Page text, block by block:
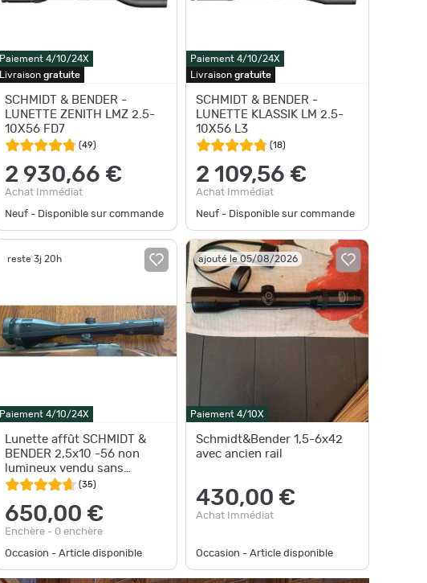
Paiement 4/10/24X
Livraison gratuite
SCHMIDT & BENDER -
LUNETTE ZENITH LMZ 2.5-
10X56 FD7
(49)
2 930,66 €
Achat Immédiat
Neuf - Disponible sur commande
Paiement 4/10/24X
Livraisongratuite
SCHMIDT & BENDER -
LUNETTE KLASSIK LM 2.5-
10X56 L3
(18)
2 109,56 €
Achat Immédiat
Neuf - Disponible sur commande
reste 3j 20h
Paiement 4/10/24X
Lunette affût SCHMIDT &
BENDER 2,5x10 -56 non
lumineux vendu sans
montage
(35)
650,00 €
Enchère - 0 enchère
Occasion - Article disponible
ajouté le 05/08/2026
Paiement 4/10X
Schmidt&Bender 1,5-6x42
avec ancien rail
430,00 €
Achat Immédiat
Occasion - Article disponible